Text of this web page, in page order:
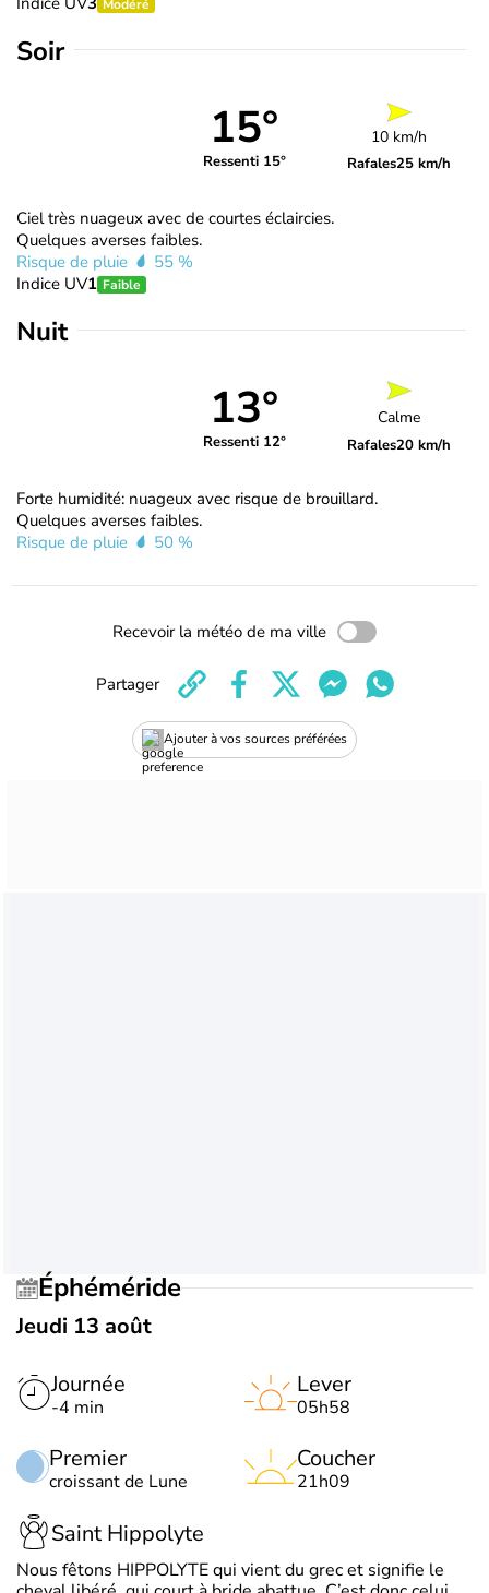
Modéré
Soir
15°
Ressenti 15°
10 km/h
Rafales25 km/h
Ciel très nuageux avec de courtes éclaircies.
Quelques averses faibles.
Risque de pluie
55 %
Indice UV1 Faible
Nuit
13°
Ressenti 12°
Calme
Rafales20 km/h
Forte humidité: nuageux avec risque de brouillard.
Quelques averses faibles.
Risque de pluie
50 %
Recevoir la météo de ma ville
Ajouter à vos sources préférées
Partager
Éphéméride
Jeudi 13 août
Journée
-4 min
Premier
croissant de Lune
Lever
05h58
Coucher
21h09
Saint Hippolyte
Nous fêtons HIPPOLYTE qui vient du grec et signifie le